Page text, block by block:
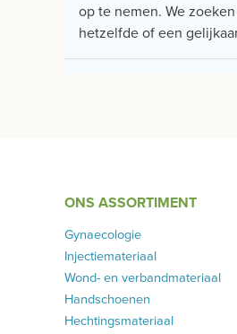
op te nemen. We
hetzelfde of een
ONS ASSORTIMENT
Gynaecologie
Injectiemateriaal
Wond- en verbandmateriaal
Handschoenen
Hechtingsmateriaal